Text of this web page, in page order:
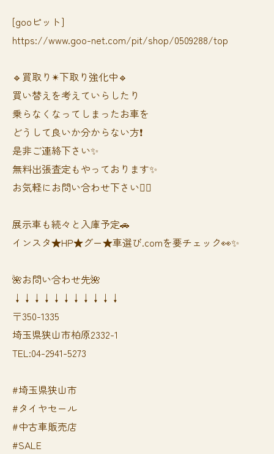
[gooピット]
https://www.goo-net.com/pit/shop/0509288/top
🔹買取り✴︎下取り強化中🔹
買い替えを考えていらしたり
乗らなくなってしまったお車を
どうして良いか分からない方❗️
是非ご連絡下さい✨
無料出張査定もやっております✨
お気軽にお問い合わせ下さい🙆‍♀️
展示車も続々と入庫予定🚗
インスタ★HP★グー★車選び.comを要チェック👀✨
🌺お問い合わせ先🌺
↓↓↓↓↓↓↓↓↓↓↓
〒350-1335
埼玉県狭山市柏原2332-1
TEL:04-2941-5273
#埼玉県狭山市
#タイヤセール
#中古車販売店
#SALE